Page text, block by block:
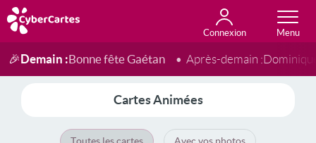
Connexion
Anniversaire
Fête du jour
Amour
Amitié
Merci
Toutes les cartes
🎉Demain :Bonne fête Gaétan Après-demain :
Cartes Animées